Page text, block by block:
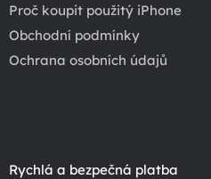
Proč koupit použitý iPhone
Obchodní podmínky
Ochrana osobních údajů
Rychlá a bezpečná platba